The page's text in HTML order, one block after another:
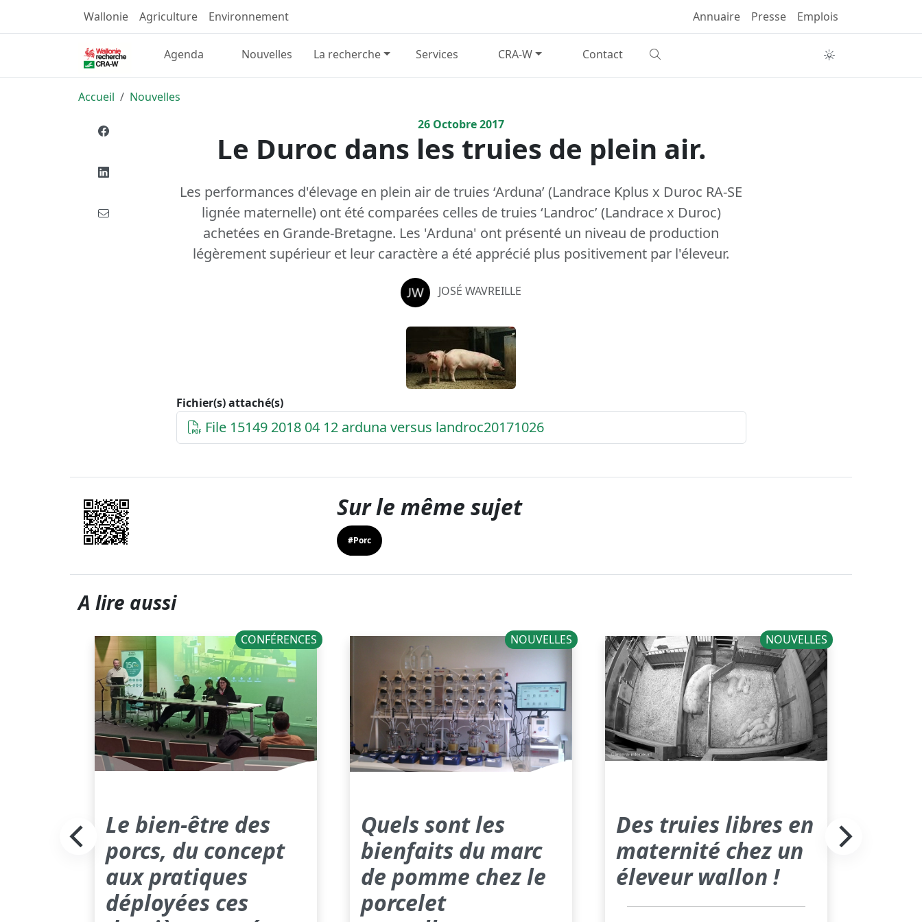
Wallonie Agriculture Environnement Annuaire Presse Emplois
Agenda Nouvelles La recherche Services CRA-W Contact
Accueil
Nouvelles
26 Octobre2017
Le Duroc dans les truies de plein air.
Les performances d'élevage en plein air de truies ‘Arduna’ (Landrace Kplus x Duroc RA-SE
lignée maternelle) ont été comparées celles de truies ‘Landroc’ (Landrace x Duroc)
achetées en Grande-Bretagne. Les 'Arduna' ont présenté un niveau de production
légèrement supérieur et leur caractère a été apprécié plus positivement par l'éleveur.
JOSÉ WAVREILLE
Fichier(s) attaché(s)
File 15149 2018 04 12 arduna versus landroc20171026
Sur le même sujet
#Porc
A lire aussi
CONFÉRENCES
Le bien-être des
porcs, du concept
aux pratiques
déployées ces
NOUVELLES
Quels sont les
bienfaits du marc
de pomme chez le
porcelet
NOUVELLES
Des truies libres en
maternité chez un
éleveur wallon !